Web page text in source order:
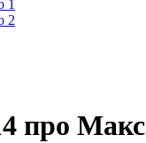
про Макс